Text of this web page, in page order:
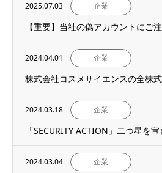
2025.07.03 企業
【重要】当社の偽アカウントにご
2024.04.01 企業
株式会社コスメサイエンスの全株
2024.03.18 企業
「SECURITY ACTION」二つ星を
2024.03.04 企業